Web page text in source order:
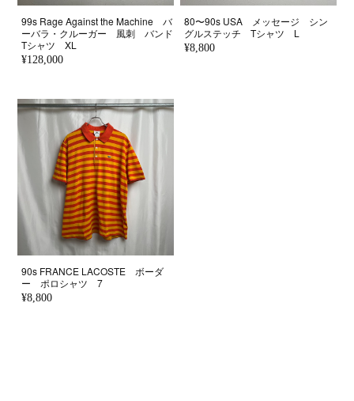
99s Rage Against the Machine バ
ーバラ・クルーガー 風刺 バンド
Tシャツ XL
¥128,000
80〜90s USA メッセージ シン
グルステッチ Tシャツ L
¥8,800
90s FRANCE LACOSTE ボーダ
ー ポロシャツ 7
¥8,800